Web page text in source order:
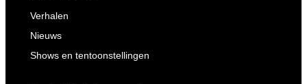
Verhalen
Nieuws
Shows en tentoonstellingen